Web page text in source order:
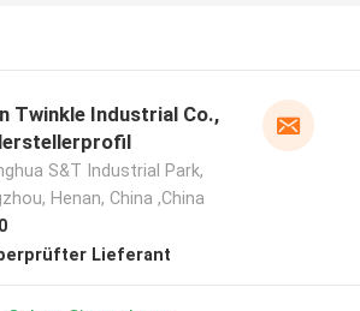
Twinkle Industrial Co.,
S&T Industrial Park,
Henan, China ,China
Lieferant